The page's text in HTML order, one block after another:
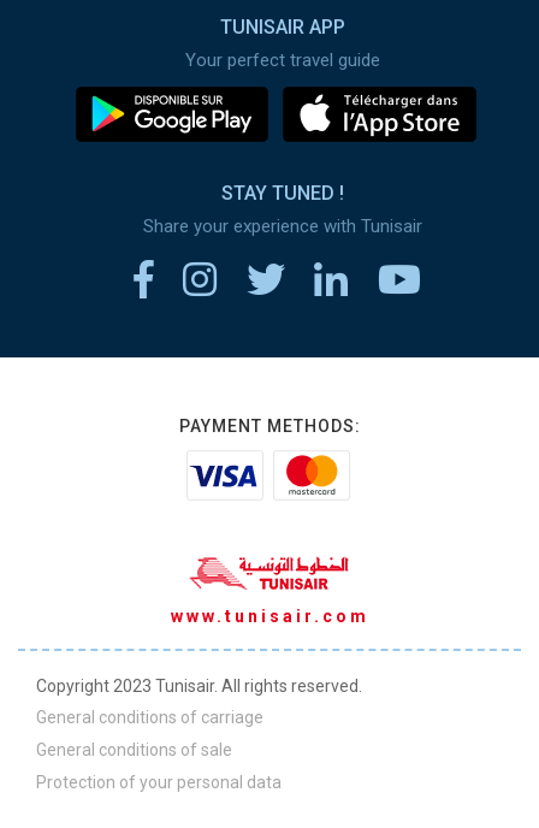
TUNISAIR APP
Your perfect travel guide
STAY TUNED !
Share your experience with Tunisair
PAYMENT METHODS:
www.tunisair.com
Copyright 2023 Tunisair. All rights reserved.
General conditions of carriage
General conditions of sale
Protection of your personal data